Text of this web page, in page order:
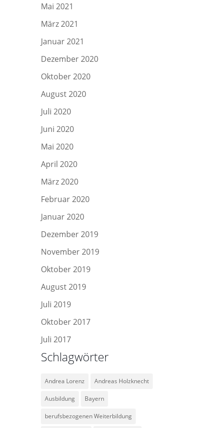
Mai 2021
März 2021
Januar 2021
Dezember 2020
Oktober 2020
August 2020
Juli 2020
Juni 2020
Mai 2020
April 2020
März 2020
Februar 2020
Januar 2020
Dezember 2019
November 2019
Oktober 2019
August 2019
Juli 2019
Oktober 2017
Juli 2017
Schlagwörter
Andrea Lorenz Andreas Holzknecht
Ausbildung Bayern
berufsbezogenen Weiterbildung